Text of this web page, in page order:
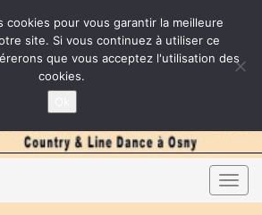
cookies pour vous garantir la meilleure
site. Si vous continuez à utiliser ce
que vous acceptez l'utilisation des
cookies.